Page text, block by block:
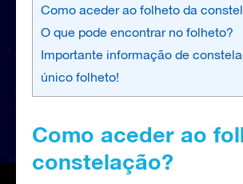
Como aceder ao folheto da
O que pode encontrar no folheto?
Importante informação de
único folheto!
Como aceder ao
constelação?